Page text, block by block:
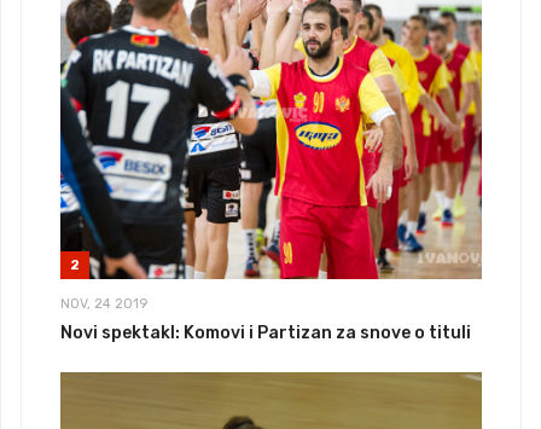
2
NOV, 24 2019
Novi spektakl: Komovi i Partizan za snove o tituli